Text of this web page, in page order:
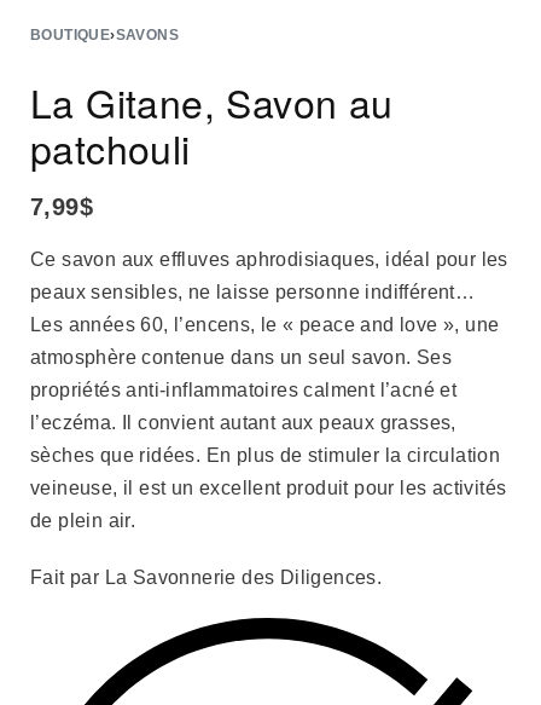
BOUTIQUE›SAVONS
La Gitane, Savon au
patchouli
7,99$
Ce savon aux effluves aphrodisiaques, idéal pour les
peaux sensibles, ne laisse personne indifférent…
Les années 60, l’encens, le « peace and love », une
atmosphère contenue dans un seul savon. Ses
propriétés anti-inflammatoires calment l’acné et
l’eczéma. Il convient autant aux peaux grasses,
sèches que ridées. En plus de stimuler la circulation
veineuse, il est un excellent produit pour les activités
de plein air.
Fait par La Savonnerie des Diligences.